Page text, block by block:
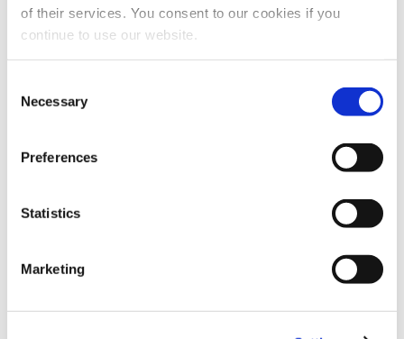
of their services. You consent to our cookies if you
continue to use our website.
Selection
Necessary
Preferences
Statistics
Marketing
Oplev den danske naturs hemmeligheder – vildt
naturligt! Masser af sjov med vand både inde og ude.
ARoS
ARoS byder på kunst i verdensklasse til hele familien.
Oplev blandt andet Your rainbow panorama og
1864, 1927 og 1974. Alle tiders oplevelse for hele